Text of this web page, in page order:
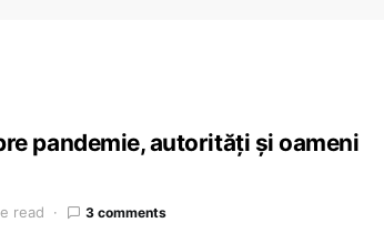
pandemie, autorități și oameni
read 3 comments